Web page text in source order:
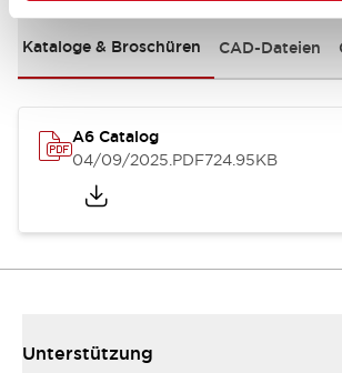
Kataloge & Broschüren CAD-Dateien
A6 Catalog
04/09/2025.PDF724.95KB
Unterstützung